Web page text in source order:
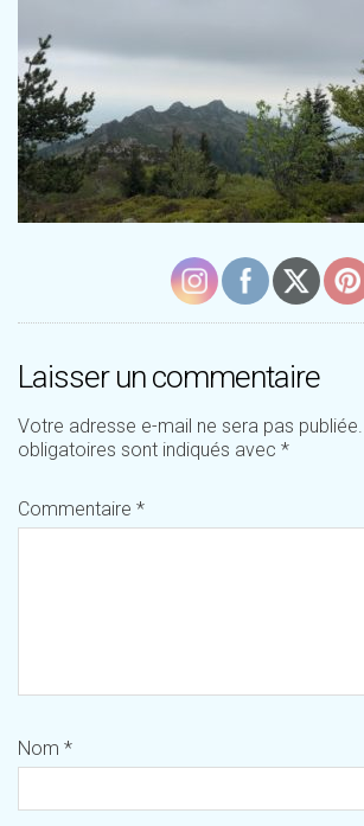
Laisser un commentaire
Votre adresse e-mail ne sera pas publiée.
obligatoires sont indiqués avec *
Commentaire *
Nom *